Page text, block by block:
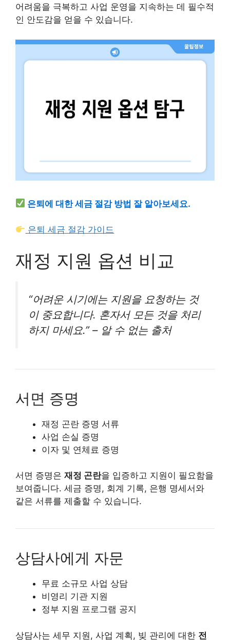
어려움을 극복하고 사업 운영을 지속하는 데 필수적
인 안도감을 얻을 수 있습니다.
은퇴에 대한 세금 절감 방법 잘 알아보세요.
은퇴 세금 절감 가이드
재정 지원 옵션 비교
“어려운 시기에는 지원을 요청하는 것
이 중요합니다. 혼자서 모든 것을 처리
하지 마세요.” – 알 수 없는 출처
서면 증명
재정 곤란 증명 서류
사업 손실 증명
이자 및 연체료 증명
서면 증명은 재정 곤란을 입증하고 지원이 필요함을
보여줍니다. 세금 증명, 회계 기록, 은행 명세서와
같은 서류를 제출할 수 있습니다.
상담사에게 자문
무료 소규모 사업 상담
비영리 기관 지원
정부 지원 프로그램 공지
상담사는 세무 지원, 사업 계획, 빚 관리에 대한 전